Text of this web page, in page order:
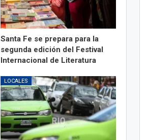
Santa Fe se prepara para la
segunda edición del Festival
Internacional de Literatura
LOCALES